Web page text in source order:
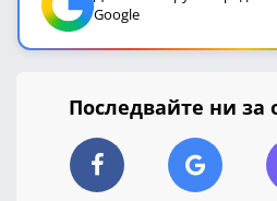
Google
Последвайте ни